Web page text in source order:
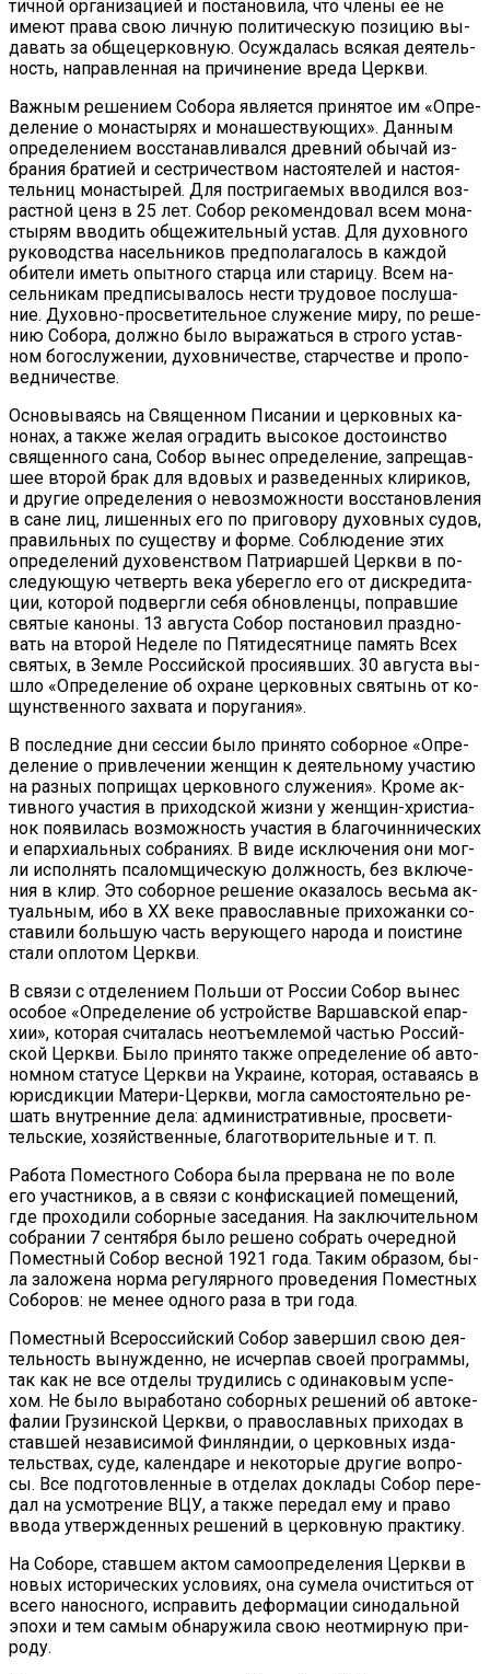
тич­ной ор­га­ни­за­ци­ей и по­ста­но­ви­ла, что чле­ны ее не
име­ют пра­ва свою лич­ную по­ли­ти­че­скую по­зи­цию вы­
да­вать за об­ще­цер­ков­ную. Осуж­да­лась вся­кая де­я­тель­
ность, на­прав­лен­ная на при­чи­не­ние вре­да Церк­ви.
Важ­ным ре­ше­ни­ем Со­бо­ра яв­ля­ет­ся при­ня­тое им «Опре­
де­ле­ние о мо­на­сты­рях и мо­на­ше­ству­ю­щих». Дан­ным
опре­де­ле­ни­ем вос­ста­нав­ли­вал­ся древ­ний обы­чай из­
бра­ния бра­ти­ей и сест­ри­че­ством на­сто­я­те­лей и на­сто­я­
тель­ниц мо­на­сты­рей. Для по­стри­га­е­мых вво­дил­ся воз­
раст­ной ценз в 25 лет. Со­бор ре­ко­мен­до­вал всем мо­на­
сты­рям вво­дить об­ще­жи­тель­ный устав. Для ду­хов­но­го
ру­ко­вод­ства на­сель­ни­ков пред­по­ла­га­лось в каж­дой
оби­те­ли иметь опыт­но­го стар­ца или ста­ри­цу. Всем на­
сель­ни­кам пред­пи­сы­ва­лось нести тру­до­вое по­слу­ша­
ние. Ду­хов­но-про­све­ти­тель­ное слу­же­ние ми­ру, по ре­ше­
нию Со­бо­ра, долж­но бы­ло вы­ра­жать­ся в стро­го устав­
ном бо­го­слу­же­нии, ду­хов­ни­че­стве, стар­че­стве и про­по­
вед­ни­че­стве.
Ос­но­вы­ва­ясь на Свя­щен­ном Пи­са­нии и цер­ков­ных ка­
но­нах, а так­же же­лая огра­дить вы­со­кое до­сто­ин­ство
свя­щен­но­го са­на, Со­бор вы­нес опре­де­ле­ние, за­пре­щав­
шее вто­рой брак для вдо­вых и раз­ве­ден­ных кли­ри­ков,
и дру­гие опре­де­ле­ния о невоз­мож­но­сти вос­ста­нов­ле­ния
в сане лиц, ли­шен­ных его по при­го­во­ру ду­хов­ных су­дов,
пра­виль­ных по су­ще­ству и фор­ме. Со­блю­де­ние этих
опре­де­ле­ний ду­хо­вен­ством Пат­ри­ар­шей Церк­ви в по­
сле­ду­ю­щую чет­верть ве­ка убе­рег­ло его от дис­кре­ди­та­
ции, ко­то­рой под­верг­ли се­бя об­нов­лен­цы, по­прав­шие
свя­тые ка­но­ны. 13 ав­гу­ста Со­бор по­ста­но­вил празд­но­
вать на вто­рой Неде­ле по Пя­ти­де­сят­ни­це па­мять Всех
свя­тых, в Зем­ле Рос­сий­ской про­си­яв­ших. 30 ав­гу­ста вы­
шло «Опре­де­ле­ние об охране цер­ков­ных свя­тынь от ко­
щун­ствен­но­го за­хва­та и по­ру­га­ния».
В по­след­ние дни сес­сии бы­ло при­ня­то со­бор­ное «Опре­
де­ле­ние о при­вле­че­нии жен­щин к де­я­тель­но­му уча­стию
на раз­ных по­при­щах цер­ков­но­го слу­же­ния». Кро­ме ак­
тив­но­го уча­стия в при­ход­ской жиз­ни у жен­щин-хри­сти­а­
нок по­яви­лась воз­мож­ность уча­стия в бла­го­чин­ни­че­ских
и епар­хи­аль­ных со­бра­ни­ях. В ви­де ис­клю­че­ния они мог­
ли ис­пол­нять пса­лом­щи­че­скую долж­ность, без вклю­че­
ния в клир. Это со­бор­ное ре­ше­ние ока­за­лось весь­ма ак­
ту­аль­ным, ибо в ХХ ве­ке пра­во­слав­ные при­хо­жан­ки со­
ста­ви­ли боль­шую часть ве­ру­ю­ще­го на­ро­да и по­ис­ти­не
ста­ли опло­том Церк­ви.
В свя­зи с от­де­ле­ни­ем Поль­ши от Рос­сии Со­бор вы­нес
осо­бое «Опре­де­ле­ние об устрой­стве Вар­шав­ской епар­
хии», ко­то­рая счи­та­лась неотъ­ем­ле­мой ча­стью Рос­сий­
ской Церк­ви. Бы­ло при­ня­то так­же опре­де­ле­ние об ав­то­
ном­ном ста­ту­се Церк­ви на Укра­ине, ко­то­рая, оста­ва­ясь в
юрис­дик­ции Ма­те­ри-Церк­ви, мог­ла са­мо­сто­я­тель­но ре­
шать внут­рен­ние де­ла: адми­ни­стра­тив­ные, про­све­ти­
тель­ские, хо­зяй­ствен­ные, бла­го­тво­ри­тель­ные и т. п.
Ра­бо­та По­мест­но­го Со­бо­ра бы­ла пре­рва­на не по во­ле
его участ­ни­ков, а в свя­зи с кон­фис­ка­ци­ей по­ме­ще­ний,
где про­хо­ди­ли со­бор­ные за­се­да­ния. На за­клю­чи­тель­ном
со­бра­нии 7 сен­тяб­ря бы­ло ре­ше­но со­брать оче­ред­ной
По­мест­ный Со­бор вес­ной 1921 го­да. Та­ким об­ра­зом, бы­
ла за­ло­же­на нор­ма ре­гу­ляр­но­го про­ве­де­ния По­мест­ных
Со­бо­ров: не ме­нее од­но­го ра­за в три го­да.
По­мест­ный Все­рос­сий­ский Со­бор за­вер­шил свою де­я­
тель­ность вы­нуж­ден­но, не ис­чер­пав сво­ей про­грам­мы,
так как не все от­де­лы тру­ди­лись с оди­на­ко­вым успе­
хом. Не бы­ло вы­ра­бо­та­но со­бор­ных ре­ше­ний об ав­то­ке­
фа­лии Гру­зин­ской Церк­ви, о пра­во­слав­ных при­хо­дах в
став­шей неза­ви­си­мой Фин­лян­дии, о цер­ков­ных из­да­
тель­ствах, су­де, ка­лен­да­ре и неко­то­рые дру­гие во­про­
сы. Все под­го­тов­лен­ные в от­де­лах до­кла­ды Со­бор пе­ре­
дал на усмот­ре­ние ВЦУ, а так­же пе­ре­дал ему и пра­во
вво­да утвер­жден­ных ре­ше­ний в цер­ков­ную прак­ти­ку.
На Со­бо­ре, став­шем ак­том са­мо­опре­де­ле­ния Церк­ви в
но­вых ис­то­ри­че­ских усло­ви­ях, она су­ме­ла очи­стить­ся от
все­го на­нос­но­го, ис­пра­вить де­фор­ма­ции си­но­даль­ной
эпо­хи и тем са­мым об­на­ру­жи­ла свою неот­мир­ную при­
ро­ду.